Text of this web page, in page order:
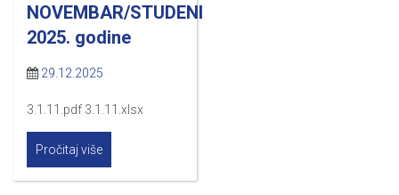
NOVEMBAR/STUDENI
2025. godine
29.12.2025
3.1.11.pdf 3.1.11.xlsx
Pročitaj više